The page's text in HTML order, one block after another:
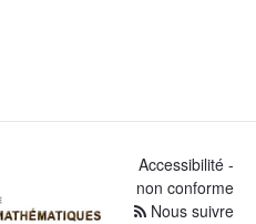
Accessibilité -
non conforme
Nous suivre